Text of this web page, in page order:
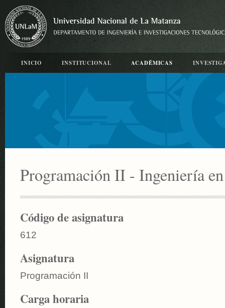
INICIO INSTITUCIONAL ACADÉMICAS
Programación II - Ingeniería
Código de asignatura
612
Asignatura
Programación II
Carga horaria